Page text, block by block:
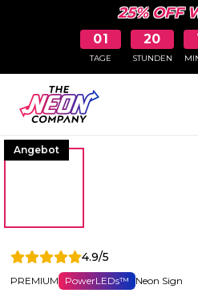
25% OFF
01
TAGE
20
STUNDEN
Angebot
4.9/5
PREMIUM PowerLEDs™ Neon Sign